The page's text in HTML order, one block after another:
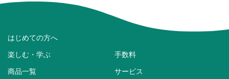
はじめての方へ
楽しむ・学ぶ 手数料
商品一覧 サービス